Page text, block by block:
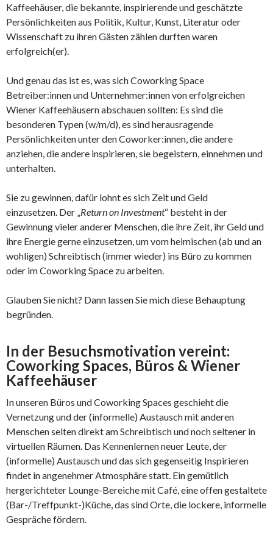
Kaffeehäuser, die bekannte, inspirierende und geschätzte
Persönlichkeiten aus Politik, Kultur, Kunst, Literatur oder
Wissenschaft zu ihren Gästen zählen durften waren
erfolgreich(er).
Und genau das ist es, was sich Coworking Space
Betreiber:innen und Unternehmer:innen von erfolgreichen
Wiener Kaffeehäusern abschauen sollten: Es sind die
besonderen Typen (w/m/d), es sind herausragende
Persönlichkeiten unter den Coworker:innen, die andere
anziehen, die andere inspirieren, sie begeistern, einnehmen und
unterhalten.
Sie zu gewinnen, dafür lohnt es sich Zeit und Geld
einzusetzen. Der „Return on Investment“ besteht in der
Gewinnung vieler anderer Menschen, die ihre Zeit, ihr Geld und
ihre Energie gerne einzusetzen, um vom heimischen (ab und an
wohligen) Schreibtisch (immer wieder) ins Büro zu kommen
oder im Coworking Space zu arbeiten.
Glauben Sie nicht? Dann lassen Sie mich diese Behauptung
begründen.
In der Besuchsmotivation vereint:
Coworking Spaces, Büros & Wiener
Kaffeehäuser
In unseren Büros und Coworking Spaces geschieht die
Vernetzung und der (informelle) Austausch mit anderen
Menschen selten direkt am Schreibtisch und noch seltener in
virtuellen Räumen. Das Kennenlernen neuer Leute, der
(informelle) Austausch und das sich gegenseitig Inspirieren
findet in angenehmer Atmosphäre statt. Ein gemütlich
hergerichteter Lounge-Bereiche mit Café, eine offen gestaltete
(Bar-/Treffpunkt-)Küche, das sind Orte, die lockere, informelle
Gespräche fördern.